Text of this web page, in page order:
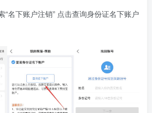
“名下账户注销” 点击查询身份证名下账户